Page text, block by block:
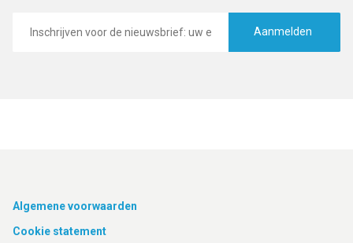
mailadres
Aanmelden
Footer
Algemene voorwaarden
Cookie statement